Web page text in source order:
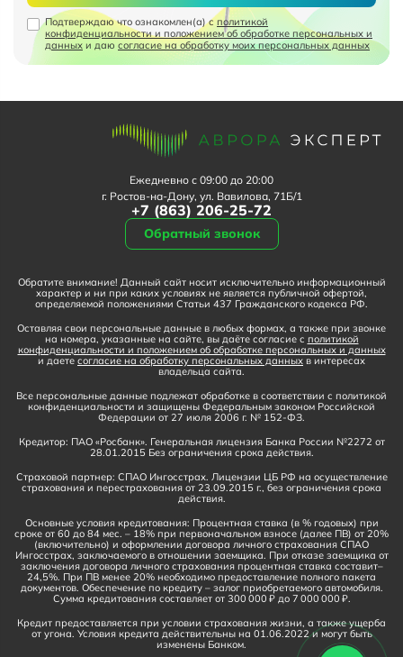
Подтверждаю что ознакомлен(а) сполитикой
конфиденциальности и положением об обработке персональных и
данных и даю согласие на обработку моих персональных данных
Ежедневно с 09:00 до 20:00
г. Ростов-на-Дону, ул. Вавилова, 71Б/1
+7 (863) 206-25-72
Обратный звонок
Обратите внимание! Данный сайт носит исключительно информационный
характер и ни при каких условиях не является публичной офертой,
определяемой положениями Статьи 437 Гражданского кодекса РФ.
Оставляя свои персональные данные в любых формах, а также при звонке
на номера, указанные на сайте, вы даёте согласие с политикой
конфиденциальности и положением об обработке персональных и данных
и даете согласие на обработку персональных данных в интересах
владельца сайта.
Все персональные данные подлежат обработке в соответствии с политикой
конфиденциальности и защищены Федеральным законом Российской
Федерации от 27 июля 2006 г. № 152-ФЗ.
Кредитор: ПАО «Росбанк». Генеральная лицензия Банка России №2272 от
28.01.2015 Без ограничения срока действия.
Страховой партнер: СПАО Ингосстрах. Лицензии ЦБ РФ на осуществление
страхования и перестрахования от 23.09.2015 г., без ограничения срока
действия.
Основные условия кредитования: Процентная ставка (в % годовых) при
сроке от 60 до 84 мес. – 18% при первоначальном взносе (далее ПВ) от 20%
(включительно) и оформлении договора личного страхования СПАО
Ингосстрах, заключаемого в отношении заемщика. При отказе заемщика от
заключения договора личного страхования процентная ставка составит–
24,5%. При ПВ менее 20% необходимо предоставление полного пакета
документов. Обеспечение по кредиту – залог приобретаемого автомобиля.
Сумма кредитования составляет от 300 000 ₽ до 7 000 000 ₽.
Кредит предоставляется при условии страхования жизни, а также ущерба
от угона. Условия кредита действительны на 01.06.2022 и могут быть
изменены Банком.